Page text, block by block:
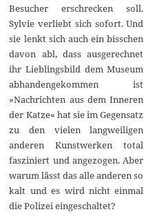
Besucher erschrecken soll.
Sylvie verliebt sich sofort. Und
sie lenkt sich auch ein bisschen
davon abl, dass ausgerechnet
ihr Lieblingsbild dem Museum
abhandengekommen ist
»Nachrichten aus dem Inneren
der Katze« hat sie im Gegensatz
zu den vielen langweiligen
anderen Kunstwerken total
fasziniert und angezogen. Aber
warum lässt das alle anderen so
kalt und es wird nicht einmal
die Polizei eingeschaltet?